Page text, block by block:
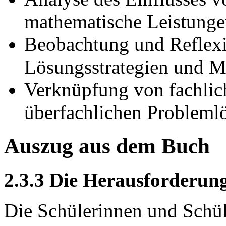
mathematische
Beobachtung und
Lösungsstrategien und
Verknüpfung von
überfachlichen
Auszug aus dem Buch
2.3.3 Die
Die Schülerinnen und